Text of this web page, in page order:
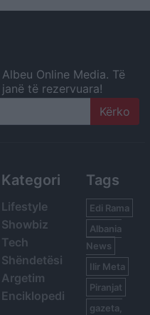
Online Media. Të
të rezervuara!
Kategori
Lifestyle
Showbiz
Tech
Shëndetësi
Argetim
Enciklopedi
Tags
Edi Rama
Albania
News
Ilir Meta
Piranjat
gazeta,